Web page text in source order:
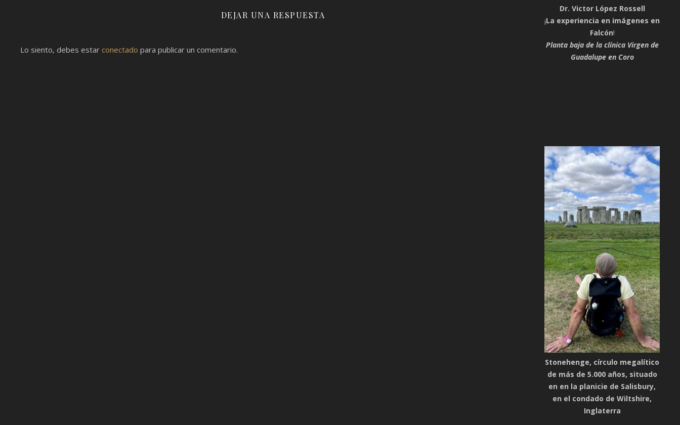
DEJAR UNA RESPUESTA
Lo siento, debes estar conectado para publicar un comentario.
Dr. Victor López Rossell
¡La experiencia en imágenes en
Falcón!
Planta baja de la clínica Virgen de
Guadalupe en Coro
Stonehenge, círculo megalítico
de más de 5.000 años, situado
en en la planicie de Salisbury,
en el condado de Wiltshire,
Inglaterra